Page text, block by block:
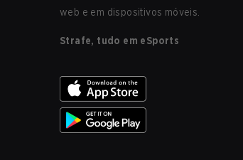
web e em dispositivos móveis.
Strafe, tudo em eSports